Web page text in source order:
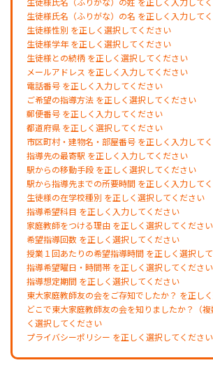
生徒様氏名（ふりがな）の名 を正しく入力して
生徒様性別 を正しく選択してください
生徒様学年 を正しく選択してください
生徒様との続柄 を正しく選択してください
メールアドレス を正しく入力してください
電話番号 を正しく入力してください
ご希望の指導方法 を正しく選択してください
郵便番号 を正しく入力してください
都道府県 を正しく選択してください
市区町村・建物名・部屋番号 を正しく入力して
指導先の最寄駅 を正しく入力してください
駅からの移動手段 を正しく選択してください
駅から指導先までの所要時間 を正しく入力して
生徒様の在学校種別 を正しく選択してください
指導希望科目 を正しく入力してください
家庭教師をつける理由 を正しく選択してください
希望指導回数 を正しく選択してください
授業１回あたりの希望指導時間 を正しく選択し
指導希望曜日・時間帯 を正しく選択してください
指導想定期間 を正しく選択してください
東大家庭教師友の会をご存知でしたか？ を正し
どこで東大家庭教師友の会を知りましたか？（
く選択してください
プライバシーポリシー を正しく選択してください